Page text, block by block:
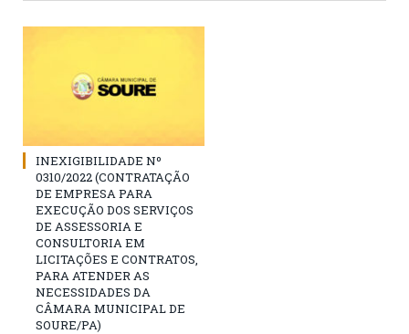
INEXIGIBILIDADE Nº
0310/2022 (CONTRATAÇÃO
DE EMPRESA PARA
EXECUÇÃO DOS SERVIÇOS
DE ASSESSORIA E
CONSULTORIA EM
LICITAÇÕES E CONTRATOS,
PARA ATENDER AS
NECESSIDADES DA
CÂMARA MUNICIPAL DE
SOURE/PA)